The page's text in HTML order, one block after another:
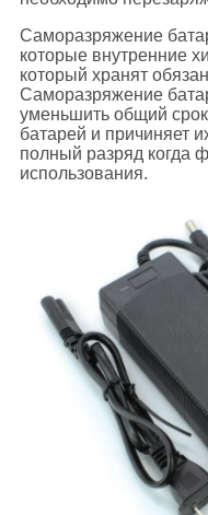
Саморазряжение
которые внутренние
который хранят
Саморазряжение
уменьшить общий
батарей и причиняет
полный разряд когда
использования.